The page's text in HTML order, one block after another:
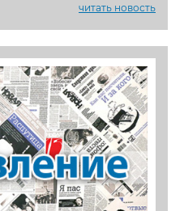
читать новость